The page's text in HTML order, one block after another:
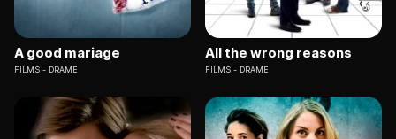
A good mariage
FILMS DRAME
All the wrong reasons
FILMS DRAME